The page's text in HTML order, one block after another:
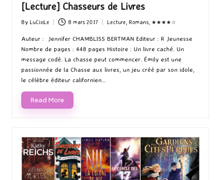
[Lecture] Chasseurs de Livres
Posted
by
By LuCioLe 8 mars 2017
Posted
in
Lecture, Romans, ★★★★☆
Auteur : Jennifer CHAMBLISS BERTMAN Editeur : R Jeunesse
Nombre de pages : 448 pages Histoire : Un livre caché. Un
message codé. La chasse peut commencer. Émily est une
passionnée de la Chasse aux livres, un jeu créé par son idole,
le célèbre éditeur californien…
Read More